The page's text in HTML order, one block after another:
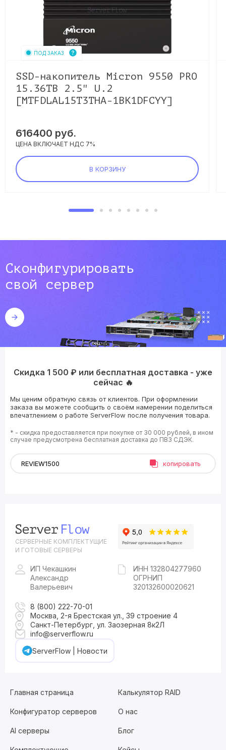
ПОД ЗАКАЗ
SSD-накопитель Micron 9550 PRO
15.36TB 2.5" U.2
[MTFDLAL15T3THA-1BK1DFCYY]
616400 руб.
ЦЕНА ВКЛЮЧАЕТ НДС 7%
В КОРЗИНУ
Сконфигурировать
свой сервер
Скидка 1 500 ₽ или бесплатная доставка - уже
сейчас 🔥
Мы ценим обратную связь от клиентов. При оформлении
заказа вы можете сообщить о своём намерении поделиться
впечатлением о работе ServerFlow после получения товара.
* - скидка предоставляется при покупке от 30 000 рублей, в ином
случае предусмотрена бесплатная доставка до ПВЗ СДЭК.
копировать
СЕРВЕРНЫЕ КОМПЛЕКТУЩИЕ
И ГОТОВЫЕ СЕРВЕРЫ
ИП Чекашкин
Александр
Валерьевич
ИНН 132804277960
ОГРНИП
320132600020621
8 (800) 222-70-01
Москва, 2-я Брестская ул., 39 строение 4
Санкт-Петербург, ул. Заозерная 8к2Л
info@serverflow.ru
ServerFlow | Новости
Главная страница Калькулятор RAID
Конфигуратор серверов О нас
AI серверы Блог